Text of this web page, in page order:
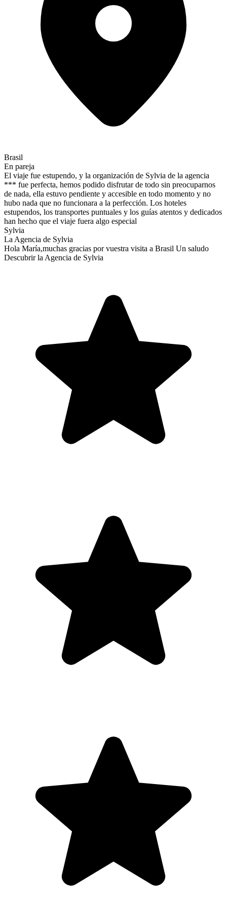
Brasil
En pareja
El viaje fue estupendo, y la organización de Sylvia de la agencia
*** fue perfecta, hemos podido disfrutar de todo sin preocuparnos
de nada, ella estuvo pendiente y accesible en todo momento y no
hubo nada que no funcionara a la perfección. Los hoteles
estupendos, los transportes puntuales y los guías atentos y dedicados
han hecho que el viaje fuera algo especial
Sylvia
La Agencia de Sylvia
Hola María,muchas gracias por vuestra visita a Brasil Un saludo
Descubrir la Agencia de Sylvia